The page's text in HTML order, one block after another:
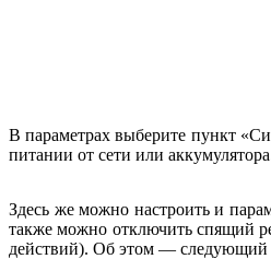
В параметрах выберите пункт
питании от сети или
Здесь же можно настроить и
также можно отключить спящий
действий). Об этом — следующий